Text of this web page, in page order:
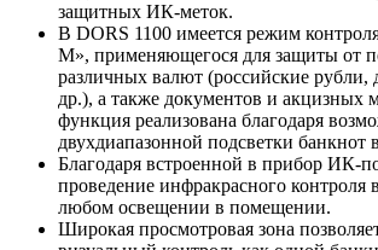
защитных ИК-меток.
В DORS 1100 имеется режим
М», применяющегося для защиты от
различных валют (российские
др.), а также документов и акцизных
функция реализована благодаря
двухдиапазонной подсветки банкнот
Благодаря встроенной в прибор ИК-
проведение инфракрасного контроля
любом освещении в помещении.
Широкая просмотровая зона